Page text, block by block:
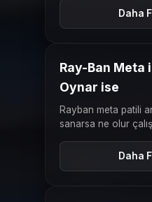
Daha
Ray-Ban Meta
Oynar ise
Rayban meta patili
sanarsa ne olur çalışması.
Daha